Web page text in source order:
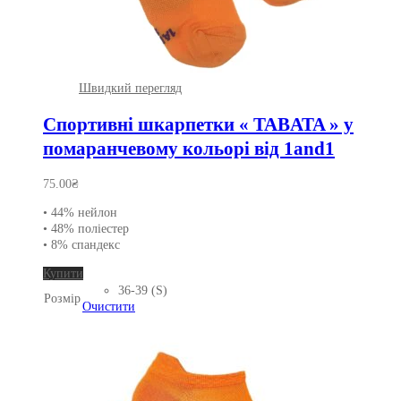
Швидкий перегляд
Спортивні шкарпетки « TABATA » у
помаранчевому кольорі від 1and1
75.00₴
• 44% нейлон
• 48% поліестер
• 8% спандекс
Купити
товар
має
Розмір
36-39 (S)
Очистити